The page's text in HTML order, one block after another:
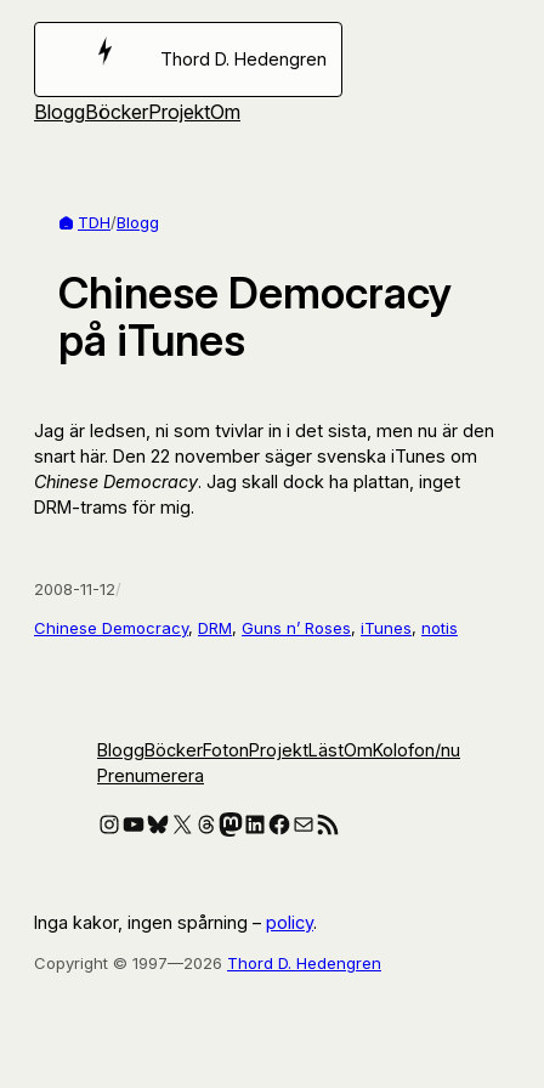
Hoppa
Thord D. Hedengren
BloggBöckerProjektOm
TDH/Blogg
Chinese Democracy
på iTunes
Jag är ledsen, ni som tvivlar in i det sista, men nu är den
snart här. Den 22 november säger svenska iTunes om
Chinese Democracy. Jag skall dock ha plattan, inget
DRM-trams för mig.
2008-11-12/
Chinese Democracy, DRM, Guns n’ Roses, iTunes, notis
BloggBöckerFotonProjektLästOmKolofon/nu
Prenumerera
Instagram
YouTube
Bluesky
X Threads
Mastodon
LinkedIn
Facebook
E-postRSS-flöde
Inga kakor, ingen spårning – policy.
Copyright © 1997—2026 Thord D. Hedengren